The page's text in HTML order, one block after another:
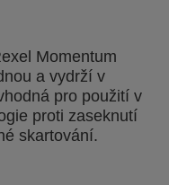
Momentum
a vydrží v
pro použití v
proti zaseknutí
skartování.
P4 řeže papír